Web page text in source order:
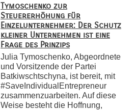
Tymoschenko zur
Steuererhöhung für
Einzelunternehmer: Der Schutz
kleiner Unternehmen ist eine
Frage des Prinzips
Julia Tymoschenko, Abgeordnete
und Vorsitzende der Partei
Batkiwschtschyna, ist bereit, mit
#SaveIndividualEntrepreneur
zusammenzuarbeiten. Auf diese
Weise besteht die Hoffnung,